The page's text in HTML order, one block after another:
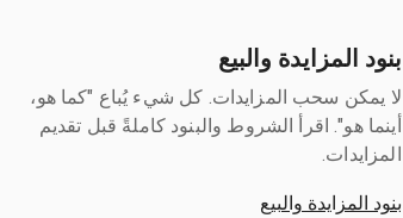
بنود المزايدة والبيع
لا يمكن سحب المزايدات. كل شيء يُباع "كما هو،
أينما هو". اقرأ الشروط والبنود كاملةً قبل تقديم
المزايدات.
بنود المزايدة والبيع